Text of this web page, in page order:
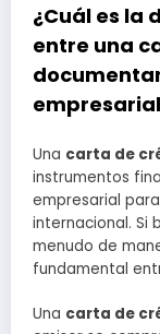
¿Cuál es la
entre una
Una carta de
instrumentos
empresarial
internacional. Si
menudo de
fundamental
Una carta de